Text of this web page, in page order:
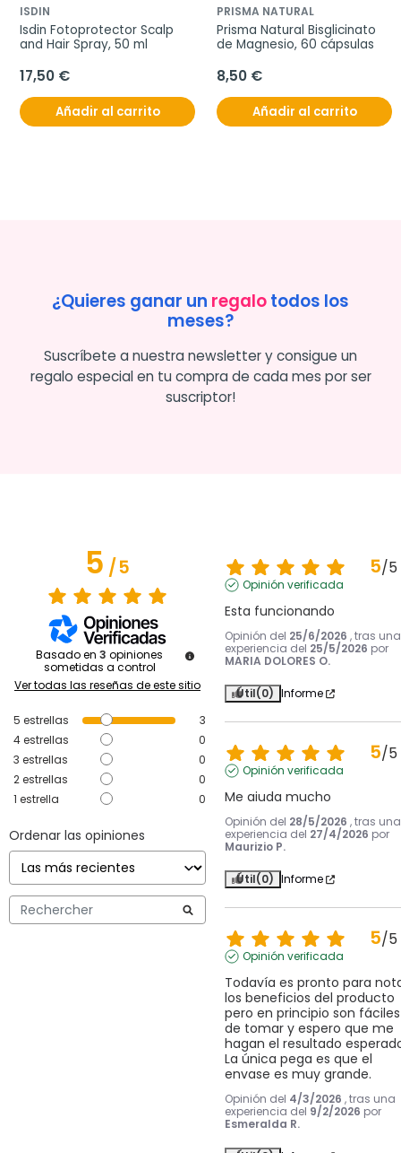
ISDIN
Isdin Fotoprotector Scalp
and Hair Spray, 50 ml
17,50 €
Añadir al carrito
PRISMA NATURAL
Prisma Natural Bisglicinato
de Magnesio, 60 cápsulas
8,50 €
Añadir al carrito
¿Quieres ganar un regalotodos los
meses?
Suscríbete a nuestra newsletter y consigue un
regalo especial en tu compra de cada mes por ser
suscriptor!
5/5
Basado en 3 opiniones
sometidas a control
Ver todas las reseñas de este sitio
5 estrellas
3
4estrellas
0
3 estrellas
0
2estrellas
0
1 estrella 0
Ordenar las opiniones
5/5
Opinión verificada
Esta funcionando
Opinión del 25/6/2026 , tras una
experiencia del 25/5/2026 por
MARIA DOLORES O.
Útil(0) Informe
5/5
Opinión verificada
Me aiuda mucho
Opinión del 28/5/2026 , tras una
experiencia del 27/4/2026 por
Maurizio P.
Útil(0) Informe
5/5
Opinión verificada
Todavía es pronto para
los beneficios del producto
pero en principio son fáciles
de tomar y espero que me
hagan el resultado
La única pega es que el
envase es muy grande.
Opinión del 4/3/2026 , tras una
experiencia del 9/2/2026 por
Esmeralda R.